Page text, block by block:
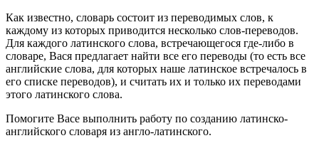
Как известно, словарь состоит из переводимых слов, к
каждому из которых приводится несколько слов-переводов.
Для каждого латинского слова, встречающегося где-либо в
словаре, Вася предлагает найти все его переводы (то есть все
английские слова, для которых наше латинское встречалось в
его списке переводов), и считать их и только их переводами
этого латинского слова.
Помогите Васе выполнить работу по созданию латинско-
английского словаря из англо-латинского.